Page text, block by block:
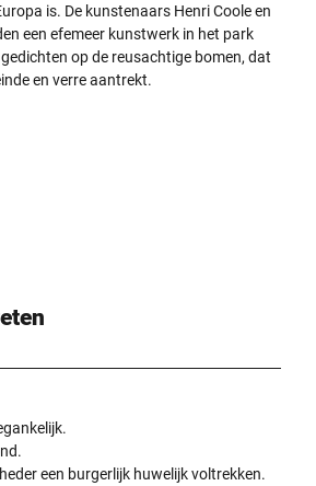
is. De kunstenaars Henri Coole en
een efemeer kunstwerk in het park
op de reusachtige bomen, dat
en verre aantrekt.
een burgerlijk huwelijk voltrekken.